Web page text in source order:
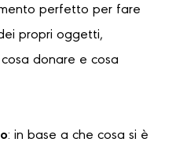
perfetto per fare
propri oggetti,
donare e cosa
: in base a che cosa si è